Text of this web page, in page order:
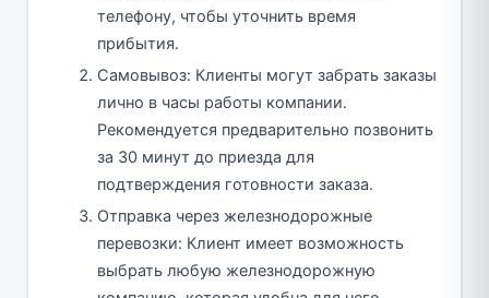
телефону, чтобы уточнить время
прибытия.
Самовывоз: Клиенты могут забрать заказы
лично в часы работы компании.
Рекомендуется предварительно позвонить
за 30 минут до приезда для
подтверждения готовности заказа.
Отправка через железнодорожные
перевозки: Клиент имеет возможность
выбрать любую железнодорожную